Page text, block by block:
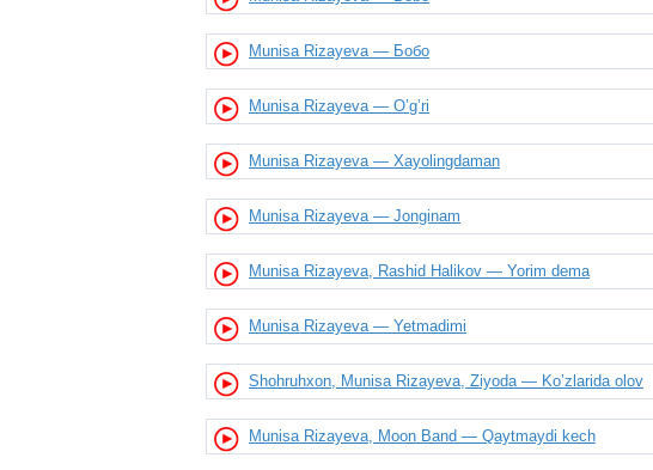
Munisa Rizayeva — Бобо
Munisa Rizayeva — O’g’ri
Munisa Rizayeva — Xayolingdaman
Munisa Rizayeva — Jonginam
Munisa Rizayeva, Rashid Halikov — Yorim dema
Munisa Rizayeva — Yetmadimi
Shohruhxon, Munisa Rizayeva, Ziyoda — Ko’zlarida olov
Munisa Rizayeva, Moon Band — Qaytmaydi kech